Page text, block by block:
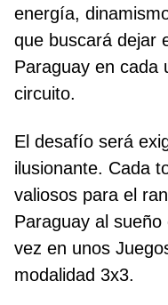
energía,
que buscará dejar
Paraguay en cada
circuito.
El desafío será
ilusionante. Cada
valiosos para el
Paraguay al
vez en unos
modalidad 3x3.